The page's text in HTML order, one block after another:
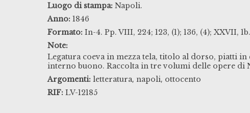
Luogo di stampa: Napoli.
Anno: 1846
Formato: In-4. Pp. VIII, 224; 123, (1); 136, (4); XXVII, 1b.
Note:
Legatura coeva in mezza tela, titolo al dorso, piatti
interno buono. Raccolta in tre volumi delle opere di
Argomenti: letteratura, napoli, ottocento
RIF: LV-12185